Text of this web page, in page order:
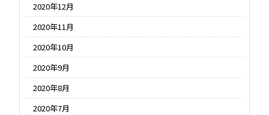
2020年12月
2020年11月
2020年10月
2020年9月
2020年8月
2020年7月